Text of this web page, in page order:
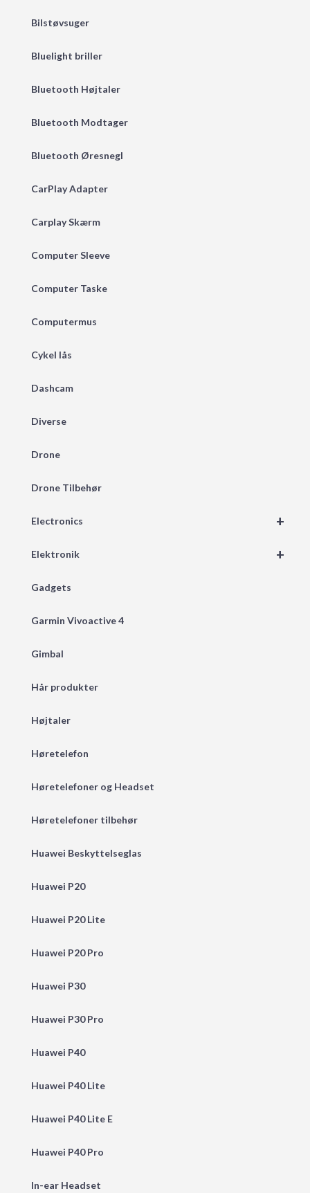
Bilstøvsuger
Bluelight briller
Bluetooth Højtaler
Bluetooth Modtager
Bluetooth Øresnegl
CarPlay Adapter
Carplay Skærm
Computer Sleeve
Computer Taske
Computermus
Cykel lås
Dashcam
Diverse
Drone
Drone Tilbehør
+
Electronics
+
Elektronik
Gadgets
Garmin Vivoactive 4
Gimbal
Hår produkter
Højtaler
Høretelefon
Høretelefoner og Headset
Høretelefoner tilbehør
Huawei Beskyttelseglas
Huawei P20
Huawei P20 Lite
Huawei P20 Pro
Huawei P30
Huawei P30 Pro
Huawei P40
Huawei P40 Lite
Huawei P40 Lite E
Huawei P40 Pro
In-ear Headset